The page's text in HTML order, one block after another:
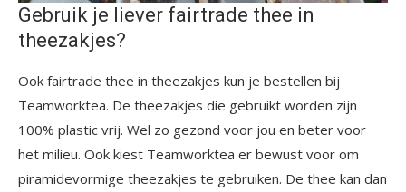
Gebruik je liever fairtrade thee in
theezakjes?
Ook fairtrade thee in theezakjes kun je bestellen bij
Teamworktea. De theezakjes die gebruikt worden zijn
100% plastic vrij. Wel zo gezond voor jou en beter voor
het milieu. Ook kiest Teamworktea er bewust voor om
piramidevormige theezakjes te gebruiken. De thee kan dan